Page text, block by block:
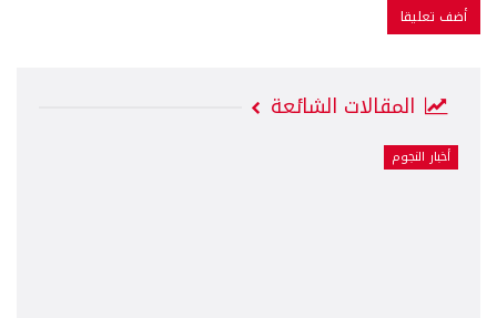
المقالات الشائعة
أخبار النجوم